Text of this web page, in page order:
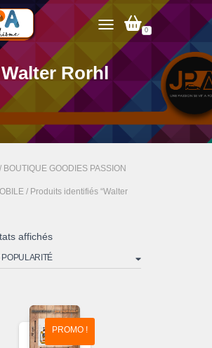
TOGGLE NAVIGATION
0
Walter Rorhl
/ BOUTIQUE GOODIES PASSION
/ Produits identifiés “Walter
affichésTrié
popularité
PROMO !